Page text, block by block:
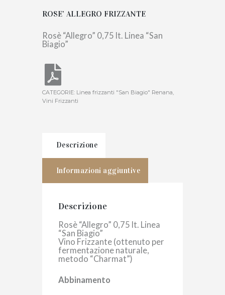
ROSE’ ALLEGRO FRIZZANTE
Rosè “Allegro” 0,75 lt. Linea “San
Biagio”
CATEGORIE: Linea frizzanti "San Biagio" Renana
Vini Frizzanti
Descrizione
Informazioni aggiuntive
Descrizione
Rosè “Allegro” 0,75 lt. Linea
“San Biagio”
Vino Frizzante (ottenuto per
fermentazione naturale,
metodo “Charmat”)
Abbinamento